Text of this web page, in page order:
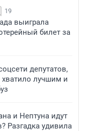
19
выиграла
билет за
депутатов,
лучшим и
и Нептуна идут
Разгадка удивила